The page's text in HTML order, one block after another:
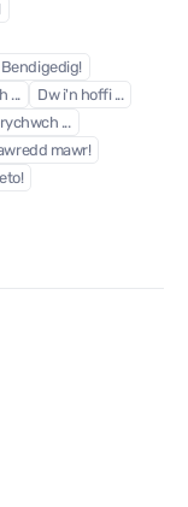
Bendigedig!
...
Dw i'n hoffi ...
...
mawr!
eto!